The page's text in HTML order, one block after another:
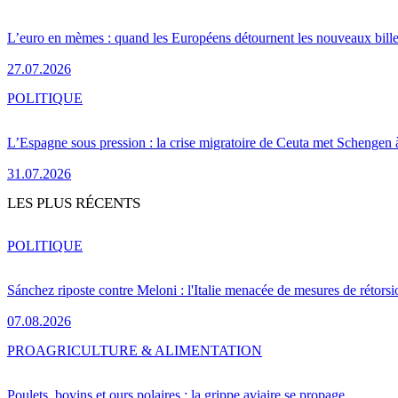
L’euro en mèmes : quand les Européens détournent les nouveaux
27.07.2026
L’Espagne sous pression : la crise migratoire de Ceuta met Schengen
31.07.2026
POLITIQUE
LES PLUS RÉCENTS
Sánchez riposte contre Meloni : l'Italie menacée de mesures de
07.08.2026
POLITIQUE
Poulets, bovins et ours polaires : la grippe aviaire se propage
PROAGRICULTURE & ALIMENTATION